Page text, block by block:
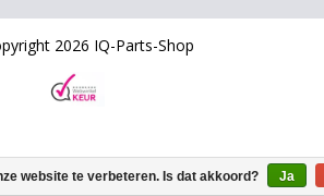
2026 IQ-Parts-Shop
website te verbeteren. Is dat akkoord? Ja